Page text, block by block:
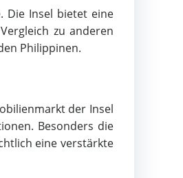
Die Insel bietet eine
zu anderen
Philippinen.
der Insel
Besonders die
eine verstärkte